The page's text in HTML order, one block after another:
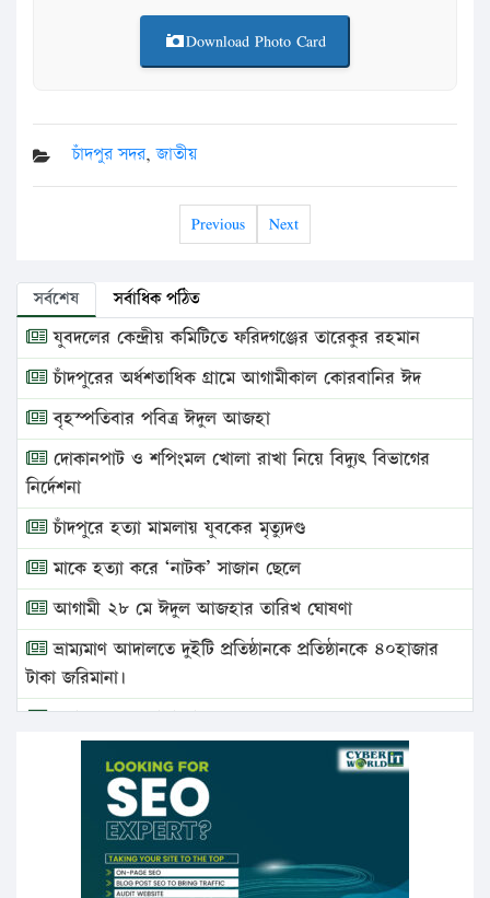
Download Photo Card
চাঁদপুর সদর,জাতীয়
Previous Next
সর্বশেষ সর্বাধিক পঠিত
যুবদলের কেন্দ্রীয় কমিটিতে ফরিদগঞ্জের তারেকুর রহমান
চাঁদপুরের অর্ধশতাধিক গ্রামে আগামীকাল কোরবানির ঈদ
বৃহস্পতিবার পবিত্র ঈদুল আজহা
দোকানপাট ও শপিংমল খোলা রাখা নিয়ে বিদ্যুৎ বিভাগের
নির্দেশনা
চাঁদপুরে হত্যা মামলায় যুবকের মৃত্যুদণ্ড
মাকে হত্যা করে ‘নাটক’ সাজান ছেলে
আগামী ২৮ মে ঈদুল আজহার তারিখ ঘোষণা
ভ্রাম্যমাণ আদালতে দুইটি প্রতিষ্ঠানকে প্রতিষ্ঠানকে ৪০হাজার
টাকা জরিমানা।
এবার লঞ্চের ভাড়া বাড়ল
১৭ থেকে ২১ শতাংশ বিদ্যুতের দাম বাড়ানোর প্রস্তাব পিডিবির
১৬ মে চাঁদপুর ও ২৫ মে ফেনী সফরে যাবেন প্রধানমন্ত্রী
উচ্চশিক্ষায় গৌরবময় অর্জন: পূর্ণ স্কলারশিপে যুক্তরাষ্ট্রে
পিএইচডি করছেন কুয়েটের কৃতি…